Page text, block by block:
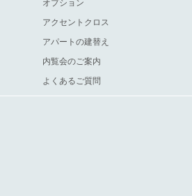
オプション
アクセントクロス
アパートの建替え
内覧会のご案内
よくあるご質問